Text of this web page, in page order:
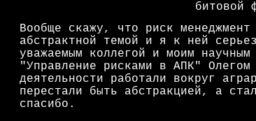
битовой
Вообще скажу, что риск
абстрактной темой и я к ней
уважаемым коллегой и моим
"Управление рисками в АПК"
деятельности работали вокруг
перестали быть абстракцией, а
спасибо.